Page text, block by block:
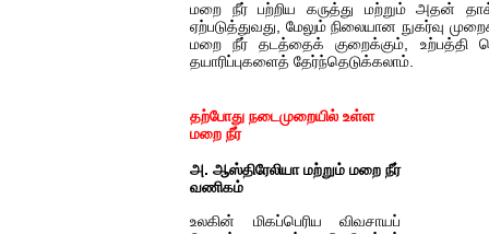
மறை நீர் பற்றிய கருத்து மற்றும் அதன்
ஏற்படுத்துவது, மேலும் நிலையான நுகர்வு
மறை நீர் தடத்தைக் குறைக்கும், உற்பத்தி
தயாரிப்புகளைத் தேர்ந்தெடுக்கலாம்.
தற்போது நடைமுறையில் உள்ள
மறை நீர்
அ. ஆஸ்திரேலியா மற்றும் மறை நீர்
வணிகம்
உலகின் மிகப்பெரிய விவசாயப்